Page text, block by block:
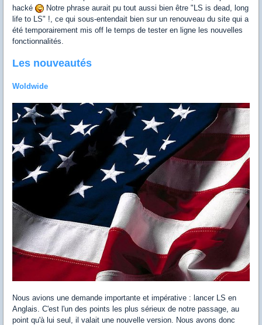
hacké
Notre phrase aurait pu tout aussi bien être "LS is dead, long
life to LS" !, ce qui sous-entendait bien sur un renouveau du site qui a
été temporairement mis off le temps de tester en ligne les nouvelles
fonctionnalités.
Les nouveautés
Woldwide
Nous avions une demande importante et impérative : lancer LS en
Anglais. C'est l'un des points les plus sérieux de notre passage, au
point qu'à lui seul, il valait une nouvelle version. Nous avons donc